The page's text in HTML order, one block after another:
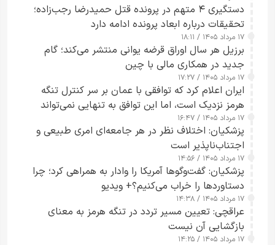
دستگیری ۴ متهم در پرونده قتل حمیدرضا رجب‌زاده؛
تحقیقات درباره ابعاد پرونده ادامه دارد
۱۷ مرداد ۱۴۰۵ / ۱۸:۱۱
برزیل هر سال اوراق قرضه یوانی منتشر می‌کند؛ گام
جدید در همکاری مالی با چین
۱۷ مرداد ۱۴۰۵ / ۱۷:۲۷
ایران اعلام کرد که توافقی با عمان بر سر کنترل تنگه
هرمز نزدیک است، اما این توافق به تنهایی نمی‌تواند
آبراه را آزاد کند
۱۷ مرداد ۱۴۰۵ / ۱۶:۴۷
پزشکیان: اختلاف نظر در هر جامعه‌ای امری طبیعی و
اجتناب‌ناپذیر است
۱۷ مرداد ۱۴۰۵ / ۱۴:۵۶
پزشکیان: گفت‌وگوها آمریکا را وادار به همراهی کرد؛ چرا
دستاوردها را خراب می‌کنیم؟+ ویدیو
۱۷ مرداد ۱۴۰۵ / ۱۴:۳۸
عراقچی: تعیین مسیر تردد در تنگه هرمز به معنای
بازگشایی آن نیست
۱۷ مرداد ۱۴۰۵ / ۱۴:۲۵